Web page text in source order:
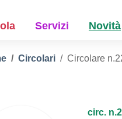
Servizi Novità
Circolari Circolare
circ.